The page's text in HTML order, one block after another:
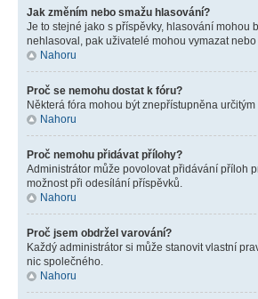
Jak změním nebo smažu hlasování?
Je to stejné jako s příspěvky, hlasování mohou
nehlasoval, pak uživatelé mohou vymazat
Nahoru
Proč se nemohu dostat k fóru?
Některá fóra mohou být znepřístupněna
Nahoru
Proč nemohu přidávat přílohy?
Administrátor může povolovat přidávání příloh
možnost při odesílání příspěvků.
Nahoru
Proč jsem obdržel varování?
Každý administrátor si může stanovit vlastní
nic společného.
Nahoru